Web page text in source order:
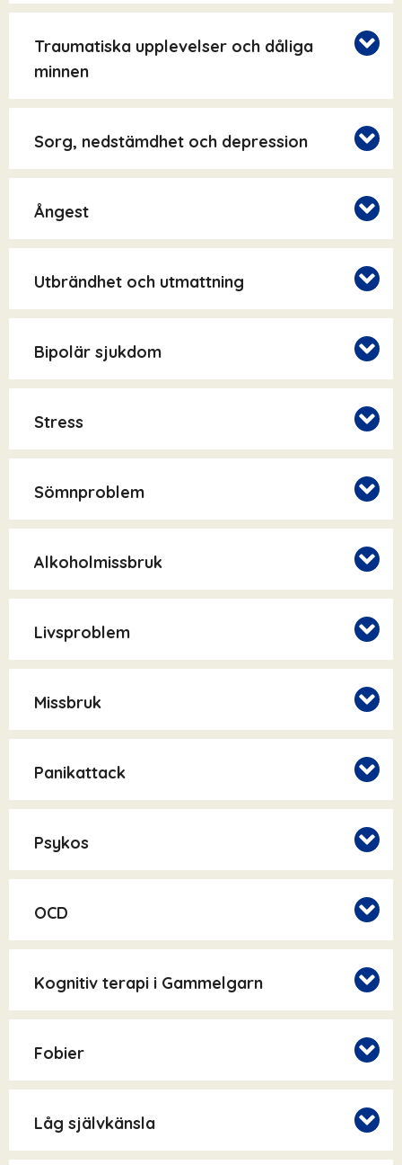
Traumatiska upplevelser och dåliga
minnen
Sorg, nedstämdhet och depression
Ångest
Utbrändhet och utmattning
Bipolär sjukdom
Stress
Sömnproblem
Alkoholmissbruk
Livsproblem
Missbruk
Panikattack
Psykos
OCD
Kognitiv terapi i Gammelgarn
Fobier
Låg självkänsla